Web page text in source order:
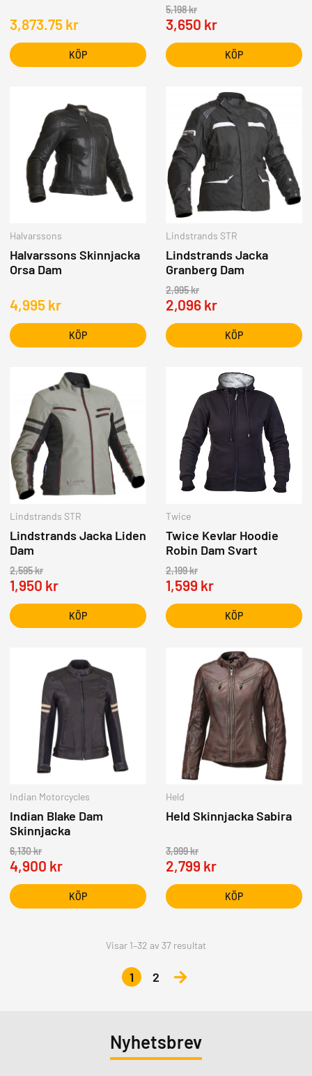
3,873.75 kr
KÖP
5,198kr
3,650 kr
KÖP
Halvarssons
Halvarssons Skinnjacka
Orsa Dam
4,995 kr
KÖP
Lindstrands STR
Lindstrands Jacka
Granberg Dam
2,995kr
2,096 kr
KÖP
Lindstrands STR
Lindstrands Jacka Liden
Dam
2,595kr
1,950 kr
KÖP
Twice
Twice Kevlar Hoodie
Robin Dam Svart
2,199kr
1,599 kr
KÖP
Indian Motorcycles
Indian Blake Dam
Skinnjacka
6,130kr
4,900 kr
KÖP
Held
Held Skinnjacka Sabira
3,999kr
2,799 kr
KÖP
Visar 1–32 av 37 resultat
1 2
Nyhetsbrev